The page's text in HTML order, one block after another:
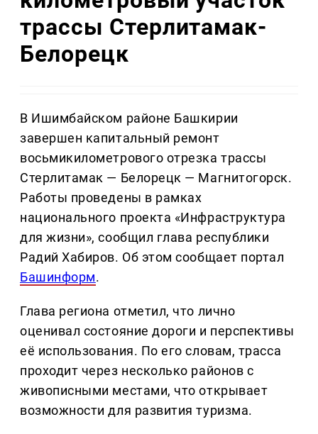
трассы Стерлитамак-
Белорецк
В Ишимбайском районе Башкирии
завершен капитальный ремонт
восьмикилометрового отрезка трассы
Стерлитамак — Белорецк — Магнитогорск.
Работы проведены в рамках
национального проекта «Инфраструктура
для жизни», сообщил глава республики
Радий Хабиров. Об этом сообщает портал
Башинформ.
Глава региона отметил, что лично
оценивал состояние дороги и перспективы
её использования. По его словам, трасса
проходит через несколько районов с
живописными местами, что открывает
возможности для развития туризма.